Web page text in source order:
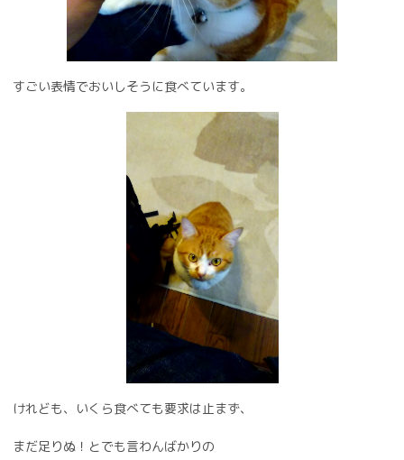
すごい表情でおいしそうに食べています。
けれども、いくら食べても要求は止まず、
まだ足りぬ！とでも言わんばかりの